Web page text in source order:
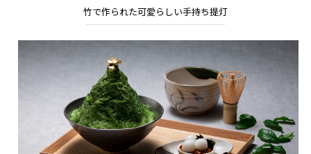
竹で作られた可愛らしい手持ち提灯